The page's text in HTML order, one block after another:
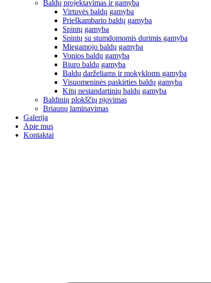
Baldų projektavimas ir gamyba
Virtuvės baldų gamyba
Prieškambario baldų gamyba
Spintų gamyba
Spintų su stumdomomis durimis gamyba
Miegamojo baldų gamyba
Vonios baldų gamyba
Biuro baldų gamyba
Baldų darželiams ir mokykloms gamyba
Visuomeninės paskirties baldų gamyba
Kitų nestandartinių baldų gamyba
Baldinių plokščių pjovimas
Briaunų laminavimas
Galerija
Apie mus
Kontaktai